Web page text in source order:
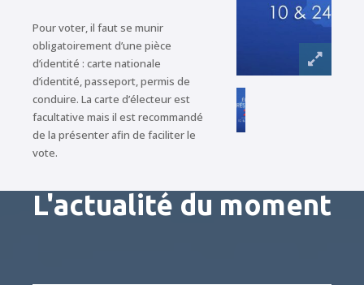
Pour voter, il faut se munir
obligatoirement d’une pièce
d’identité : carte nationale
d’identité, passeport, permis de
conduire. La carte d’électeur est
facultative mais il est recommandé
de la présenter afin de faciliter le
vote.
L'actualité du moment